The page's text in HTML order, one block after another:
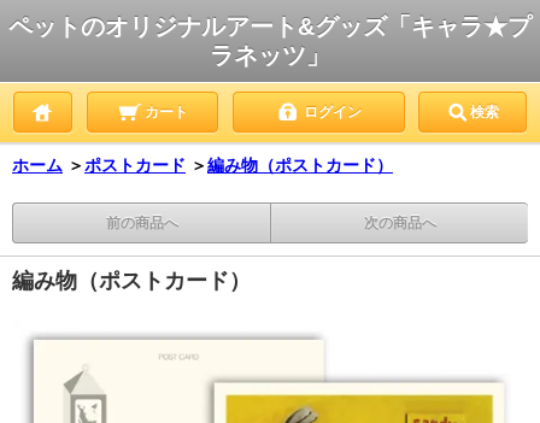
ペットのオリジナルアート&グッズ「キャラ★プ
ラネッツ」
カート ログイン 検索
ホーム ＞ポストカード ＞編み物（ポストカード）
前の商品へ 次の商品へ
編み物（ポストカード）